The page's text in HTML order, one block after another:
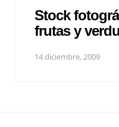
Stock
frutas y
14 diciembre, 2009